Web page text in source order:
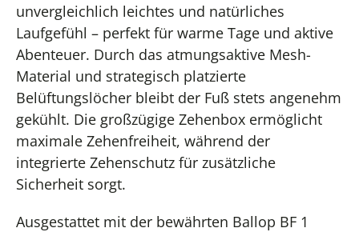
unvergleichlich leichtes und natürliches
Laufgefühl – perfekt für warme Tage und aktive
Abenteuer. Durch das atmungsaktive Mesh-
Material und strategisch platzierte
Belüftungslöcher bleibt der Fuß stets angenehm
gekühlt. Die großzügige Zehenbox ermöglicht
maximale Zehenfreiheit, während der
integrierte Zehenschutz für zusätzliche
Sicherheit sorgt.
Ausgestattet mit der bewährten Ballop BF 1